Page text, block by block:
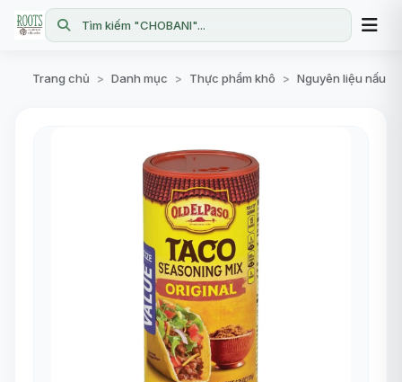
Tìm kiếm "CHOBANI"...
Trang chủ > Danh mục > Thực phẩm khô > Nguyên liệu nấu ăn